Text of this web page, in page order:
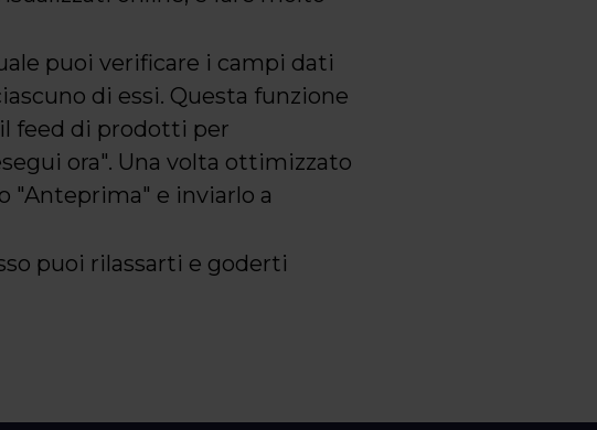
puoi verificare i campi dati
di essi. Questa funzione
feed di prodotti per
ora". Una volta ottimizzato
"Anteprima" e inviarlo a
puoi rilassarti e goderti